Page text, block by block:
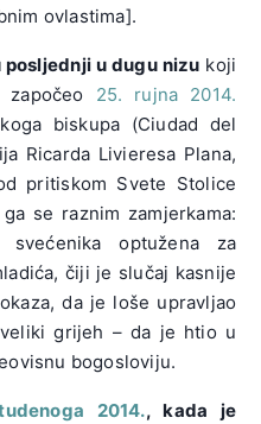
ovlastima].
u dugu nizu koji
započeo 25. rujna 2014.
biskupa (Ciudad del
Ricarda Livieresa Plana,
pritiskom Svete Stolice
se raznim zamjerkama:
optužena za
čiji je slučaj kasnije
da je loše upravljao
grijeh – da je htio u
bogosloviju.
2014., kada je